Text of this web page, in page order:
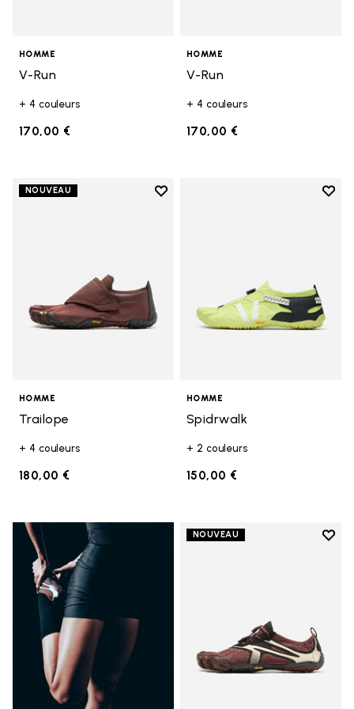
HOMME
V-Run
+ 4 couleurs
170,00 €
HOMME
V-Run
+ 4 couleurs
170,00 €
NOUVEAU
Add to wishlist
HOMME
Trailope
+ 4 couleurs
180,00 €
Add
HOMME
Spidrwalk
+ 2 couleurs
150,00 €
NOUVEAU
Add